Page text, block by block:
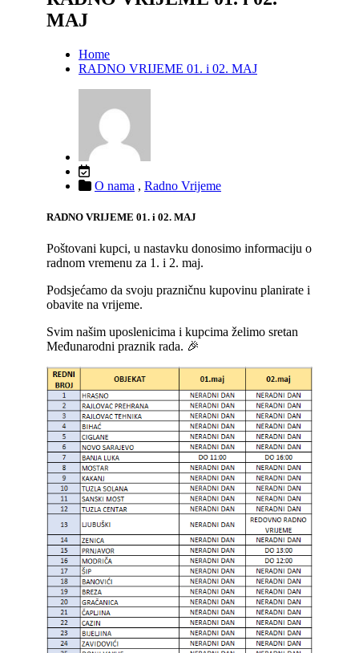
MAJ
Home
RADNO VRIJEME 01. i 02. MAJ
O nama , Radno Vrijeme
RADNO VRIJEME 01. i 02. MAJ
Poštovani kupci, u nastavku donosimo informaciju o
radnom vremenu za 1. i 2. maj.
Podsjećamo da svoju prazničnu kupovinu planirate i
obavite na vrijeme.
Svim našim uposlenicima i kupcima želimo sretan
Međunarodni praznik rada. 🎉